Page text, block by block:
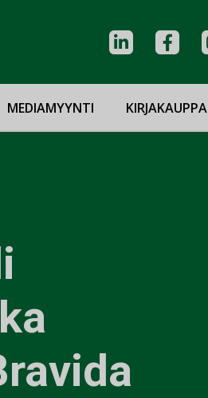
MEDIAMYYNTI KIRJAKAUPPA